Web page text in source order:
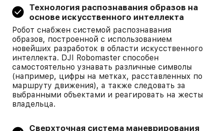
Технология распознавания образов на
основе искусственного интеллекта
Робот снабжен системой распознавания
образов, построенной с использованием
новейших разработок в области искусственного
интеллекта. DJI Robomaster способен
самостоятельно узнавать различные символы
(например, цифры на метках, расставленных по
маршруту движения), а также следовать за
выбранными объектами и реагировать на жесты
владельца.
Сверхточная система маневрирования